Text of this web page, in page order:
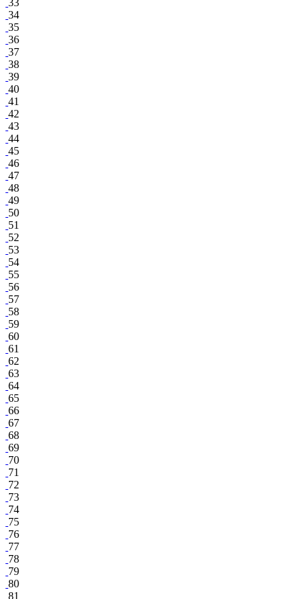
33
34
35
36
37
38
39
40
41
42
43
44
45
46
47
48
49
50
51
52
53
54
55
56
57
58
59
60
61
62
63
64
65
66
67
68
69
70
71
72
73
74
75
76
77
78
79
80
81